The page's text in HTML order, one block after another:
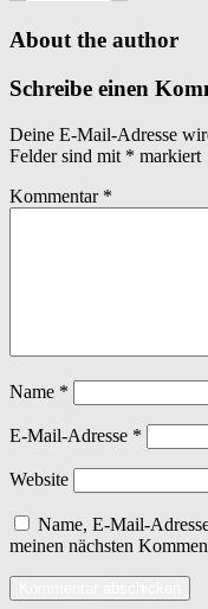
About the author
Schreibe einen
Deine E-Mail-Adresse
Felder sind mit * markiert
Kommentar *
Name *
E-Mail-Adresse *
Website
Name, E-Mail-
meinen nächsten